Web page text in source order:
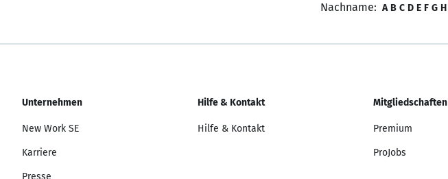
Nachname: A B C D E F G H
Unternehmen
New Work SE
Karriere
Presse
Hilfe & Kontakt
Hilfe & Kontakt
Mitgliedschaften
Premium
ProJobs